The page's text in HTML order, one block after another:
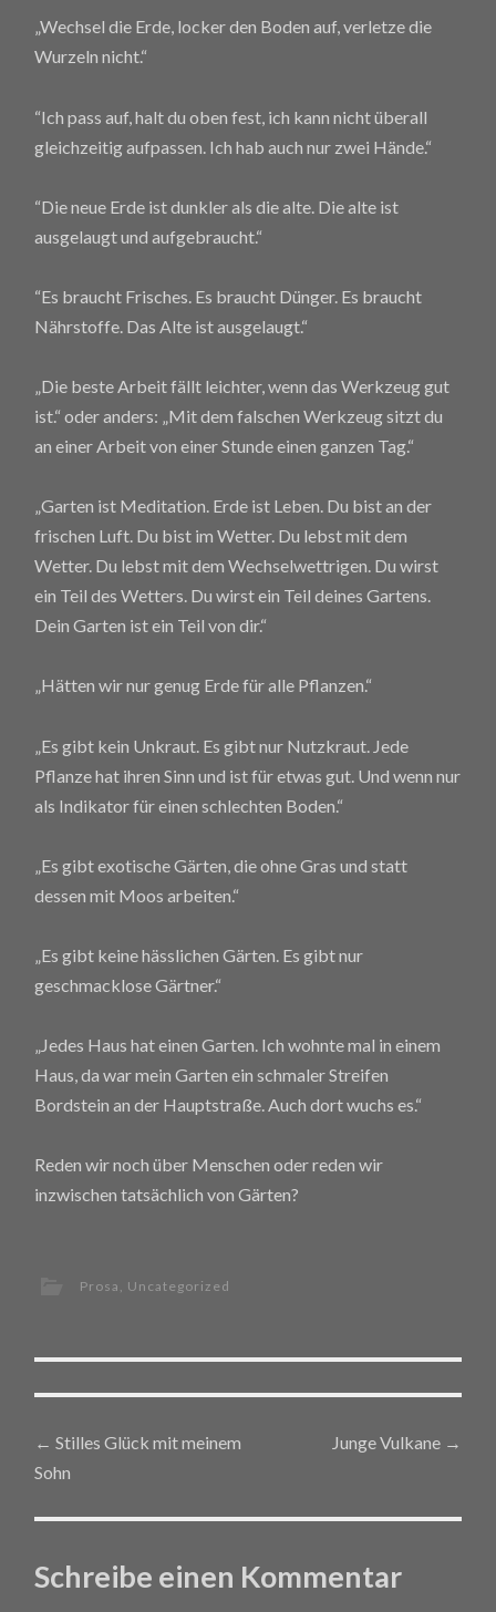
„Wechsel die Erde, locker den Boden auf, verletze die
Wurzeln nicht.“
“Ich pass auf, halt du oben fest, ich kann nicht überall
gleichzeitig aufpassen. Ich hab auch nur zwei Hände.“
“Die neue Erde ist dunkler als die alte. Die alte ist
ausgelaugt und aufgebraucht.“
“Es braucht Frisches. Es braucht Dünger. Es braucht
Nährstoffe. Das Alte ist ausgelaugt.“
„Die beste Arbeit fällt leichter, wenn das Werkzeug gut
ist.“ oder anders: „Mit dem falschen Werkzeug sitzt du
an einer Arbeit von einer Stunde einen ganzen Tag.“
„Garten ist Meditation. Erde ist Leben. Du bist an der
frischen Luft. Du bist im Wetter. Du lebst mit dem
Wetter. Du lebst mit dem Wechselwettrigen. Du wirst
ein Teil des Wetters. Du wirst ein Teil deines Gartens.
Dein Garten ist ein Teil von dir.“
„Hätten wir nur genug Erde für alle Pflanzen.“
„Es gibt kein Unkraut. Es gibt nur Nutzkraut. Jede
Pflanze hat ihren Sinn und ist für etwas gut. Und wenn nur
als Indikator für einen schlechten Boden.“
„Es gibt exotische Gärten, die ohne Gras und statt
dessen mit Moos arbeiten.“
„Es gibt keine hässlichen Gärten. Es gibt nur
geschmacklose Gärtner.“
„Jedes Haus hat einen Garten. Ich wohnte mal in einem
Haus, da war mein Garten ein schmaler Streifen
Bordstein an der Hauptstraße. Auch dort wuchs es.“
Reden wir noch über Menschen oder reden wir
inzwischen tatsächlich von Gärten?
Prosa Uncategorized
Post navigation
← Stilles Glück mit meinem
Sohn
Junge Vulkane →
Schreibe einen Kommentar